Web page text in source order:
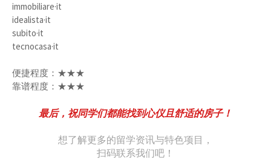
immobiliare·it
idealista·it
subito·it
tecnocasa·it
便捷程度：★★★
靠谱程度：★★★
最后，祝同学们都能找到心仪且舒适的房子！
想了解更多的留学资讯与特色项目，
扫码联系我们吧！